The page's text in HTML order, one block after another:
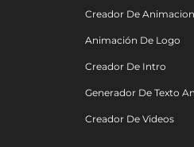
Creador De
Animación De Logo
Creador De Intro
Generador De Texto
Creador De Videos